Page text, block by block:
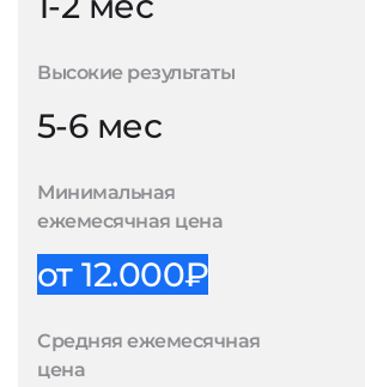
Высокие результаты
5-6 мес
Минимальная
ежемесячная цена
от 12.000₽
Средняя ежемесячная
цена